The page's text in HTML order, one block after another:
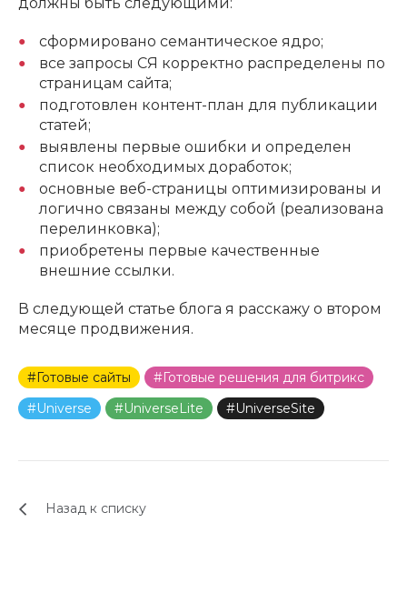
сформировано семантическое ядро;
все запросы СЯ корректно распределены по
страницам сайта;
подготовлен контент-план для публикации
статей;
выявлены первые ошибки и определен
список необходимых доработок;
основные веб-страницы оптимизированы и
логично связаны между собой (реализована
перелинковка);
приобретены первые качественные
внешние ссылки.
В следующей статье блога я расскажу о втором
месяце продвижения.
#Готовые сайты
#Готовые решения для битрикс
#Universe
#UniverseLite #UniverseSite
Назад к списку